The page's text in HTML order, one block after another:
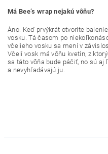
Má Bee’s wrap nejakú vôňu?
Áno. Keď prvýkrát otvoríte
vosku. Tá časom po
včelieho vosku sa mení v
Včelí vosk má vôňu kvetín, z
sa táto vôňa bude páčiť, no sú
a nevyhľadávajú ju.